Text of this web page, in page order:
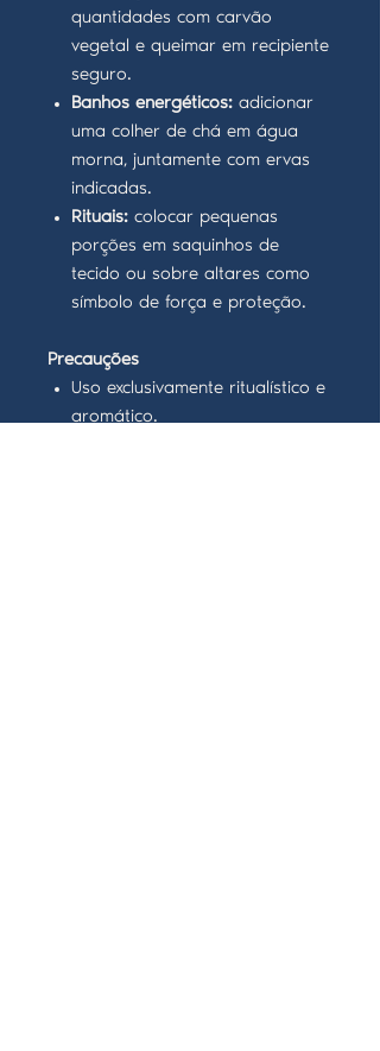
quantidades com carvão
vegetal e queimar em recipiente
seguro.
Banhos energéticos: adicionar
uma colher de chá em água
morna, juntamente com ervas
indicadas.
Rituais: colocar pequenas
porções em saquinhos de
tecido ou sobre altares como
símbolo de força e proteção.
Precauções
Uso exclusivamente ritualístico e
aromático.